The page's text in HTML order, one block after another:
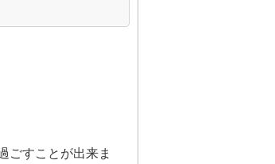
ごすことが出来ま